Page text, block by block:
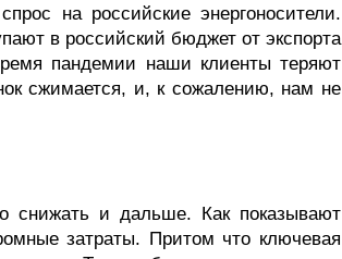
на российские энергоносители.
в российский бюджет от экспорта
пандемии наши клиенты теряют
сжимается, и, к сожалению, нам не
и дальше. Как показывают
затраты. Притом что ключевая